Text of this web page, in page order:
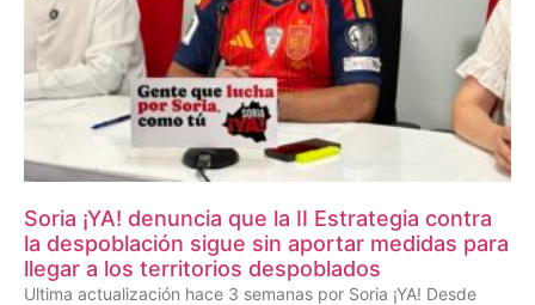
Soria ¡YA! denuncia que la II Estrategia contra
la despoblación sigue sin aportar medidas para
llegar a los territorios despoblados
Ultima actualización hace 3 semanas por Soria ¡YA! Desde